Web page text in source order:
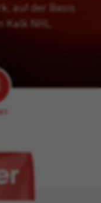
auf der Basis
NHL.